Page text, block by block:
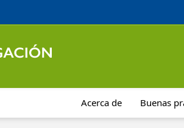
Acerca de Buenas